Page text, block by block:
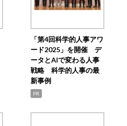
「第4回科学的人事アワ
ード2025」を開催 デ
ータとAIで変わる人事
戦略 科学的人事の最
新事例
PR